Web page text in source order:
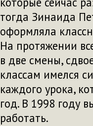
тогда Зинаида
оформляла
На протяжении
в две смены,
классам имелся
каждого урока,
год. В 1998 году
работать.